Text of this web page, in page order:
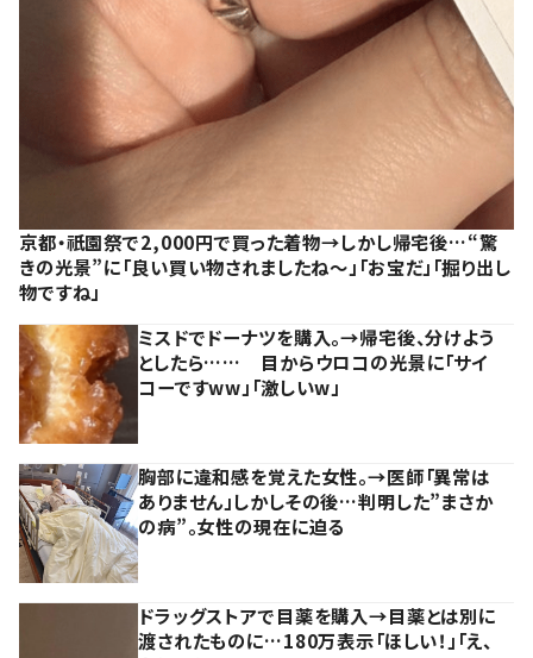
京都・祇園祭で2,000円で買った着物→しかし帰宅後…“驚
きの光景”に「良い買い物されましたね～」「お宝だ」「掘り出し
物ですね」
ミスドでドーナツを購入。→帰宅後、分けよう
としたら…… 目からウロコの光景に「サイ
コーですww」「激しいw」
胸部に違和感を覚えた女性。→医師「異常は
ありません」しかしその後…判明した”まさか
の病”。女性の現在に迫る
ドラッグストアで目薬を購入→目薬とは別に
渡されたものに…180万表示「ほしい！」「え、